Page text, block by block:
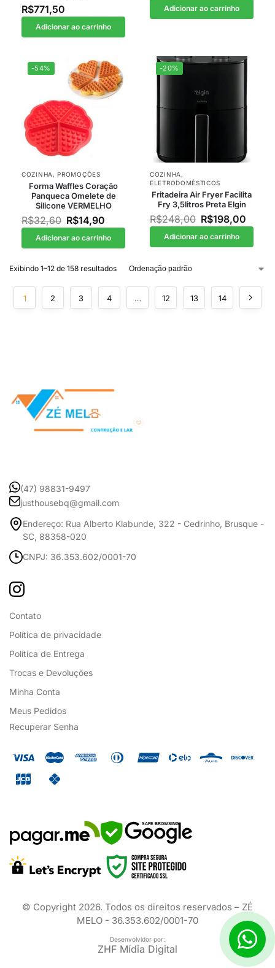
R$771,50
Adicionar ao carrinho
Adicionar ao carrinho
-54%
COZINHA ,PROMOÇÕES
Forma Waffles Coração
Panqueca Omelete de
Silicone VERMELHO
R$32,60 R$14,90
Adicionar ao carrinho
-20%
COZINHA ,
ELETRODOMÉSTICOS
Fritadeira Air Fryer Facilita
Fry 3,5litros Preta Elgin
R$248,00 R$198,00
Adicionar ao carrinho
Exibindo 1–12 de 158 resultados
1 2 3 4 … 12 13 14
(47) 98831-9497
justhousebq@gmail.com
Endereço: Rua Alberto Klabunde, 322 - Cedrinho, Brusque -
SC, 88358-020
CNPJ: 36.353.602/0001-70
Contato
Política de privacidade
Política de Entrega
Trocas e Devoluções
Minha Conta
Meus Pedidos
Recuperar Senha
SAFE BROWSING
© Copyright 2026. Todos os direitos reservados – ZÉ
MELO - 36.353.602/0001-70
Desenvolvidor por:
ZHF Mídia Digital